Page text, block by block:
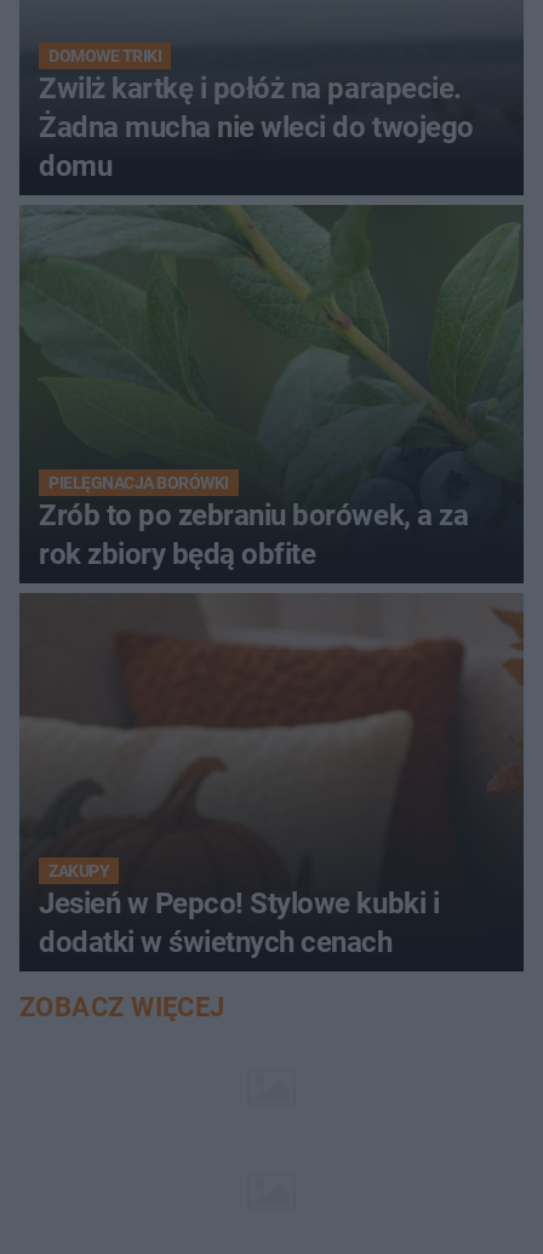
DOMOWE TRIKI
Zwilż kartkę i połóż na parapecie.
Żadna mucha nie wleci do twojego
domu
PIELĘGNACJA BORÓWKI
Zrób to po zebraniu borówek, a za
rok zbiory będą obfite
ZAKUPY
Jesień w Pepco! Stylowe kubki i
dodatki w świetnych cenach
ZOBACZ WIĘCEJ